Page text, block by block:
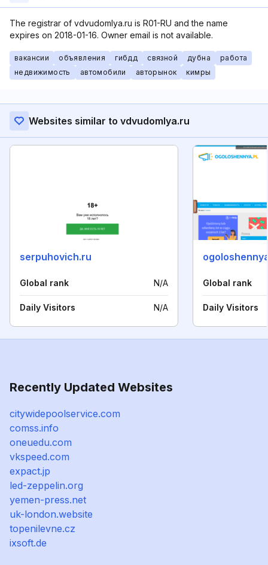
The registrar of vdvudomlya.ru is R01-RU and the name
expires on 2018-01-16. Owner email is not available.
вакансии объявления гибдд связной дубна
работа
недвижимость
автомобили авторынок кимры
Websites similar to vdvudomlya.ru
serpuhovich.ru
Global rank N/A
Daily Visitors N/A
Global rank
Daily Visitors
Recently Updated Websites
citywidepoolservice.com
comss.info
oneuedu.com
vkspeed.com
expact.jp
led-zeppelin.org
yemen-press.net
uk-london.website
topenilevne.cz
ixsoft.de